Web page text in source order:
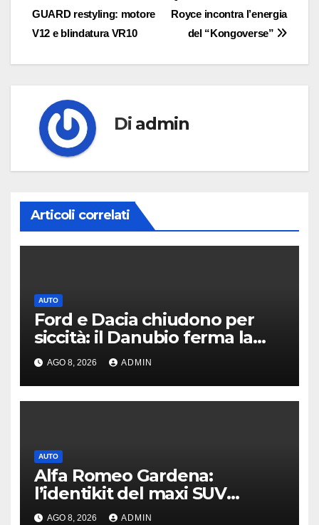
articoli
Royce incontra l’energia
del “Kongoverse”
GUARD restyling: motore
V12 e blindatura VR10
Di admin
Articoli correlati
AUTO
Ford e Dacia chiudono per
siccità: il Danubio ferma la
produzione auto
AGO 8, 2026 ADMIN
AUTO
Alfa Romeo Gardena:
l’identikit del maxi SUV
immaginato per Usa e Cina
AGO 8, 2026 ADMIN